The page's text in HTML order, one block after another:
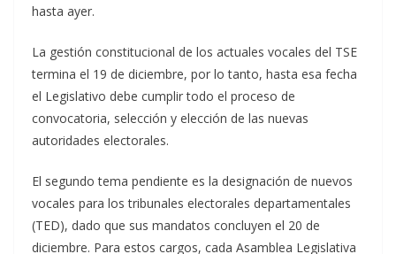
hasta ayer.
La gestión constitucional de los actuales vocales del TSE
termina el 19 de diciembre, por lo tanto, hasta esa fecha
el Legislativo debe cumplir todo el proceso de
convocatoria, selección y elección de las nuevas
autoridades electorales.
El segundo tema pendiente es la designación de nuevos
vocales para los tribunales electorales departamentales
(TED), dado que sus mandatos concluyen el 20 de
diciembre. Para estos cargos, cada Asamblea Legislativa